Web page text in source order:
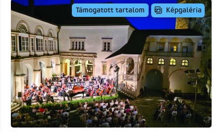
Támogatott tartalom Képgaléria